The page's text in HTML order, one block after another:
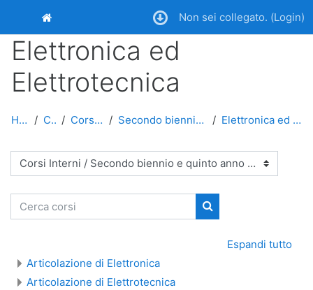
Non sei collegato. (Login)
Elettronica ed
Elettrotecnica
Home Corsi Corsi Interni Secondo biennio e quinto anno Elettronica ed Elettrotecnica
Categorie di corso
Cerca corsi
Cerca corsi
Espandi tutto
Articolazione di Elettronica
Articolazione di Elettrotecnica